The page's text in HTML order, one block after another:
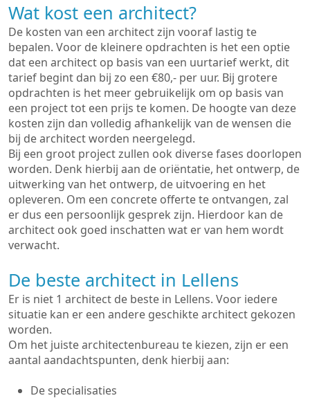
Wat kost een architect?
De kosten van een architect zijn vooraf lastig te
bepalen. Voor de kleinere opdrachten is het een optie
dat een architect op basis van een uurtarief werkt, dit
tarief begint dan bij zo een €80,- per uur. Bij grotere
opdrachten is het meer gebruikelijk om op basis van
een project tot een prijs te komen. De hoogte van deze
kosten zijn dan volledig afhankelijk van de wensen die
bij de architect worden neergelegd.
Bij een groot project zullen ook diverse fases doorlopen
worden. Denk hierbij aan de oriëntatie, het ontwerp, de
uitwerking van het ontwerp, de uitvoering en het
opleveren. Om een concrete offerte te ontvangen, zal
er dus een persoonlijk gesprek zijn. Hierdoor kan de
architect ook goed inschatten wat er van hem wordt
verwacht.
De beste architect in Lellens
Er is niet 1 architect de beste in Lellens. Voor iedere
situatie kan er een andere geschikte architect gekozen
worden.
Om het juiste architectenbureau te kiezen, zijn er een
aantal aandachtspunten, denk hierbij aan:
De specialisaties